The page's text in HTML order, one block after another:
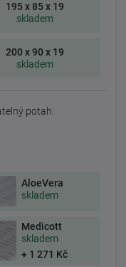
195 x 85 x 19
skladem
200 x 90 x 19
skladem
potah.
AloeVera
skladem
Medicott
skladem
+ 1 271 Kč